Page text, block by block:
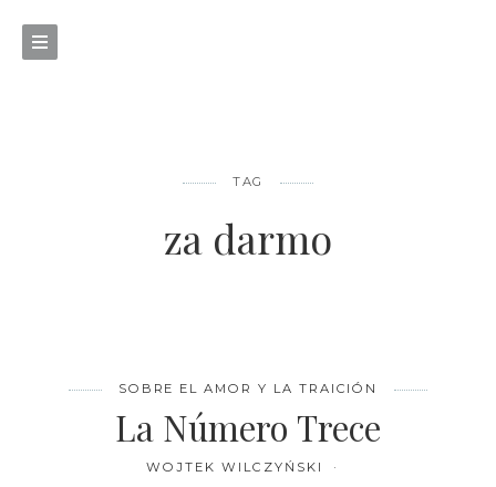
TAG
za darmo
SOBRE EL AMOR Y LA TRAICIÓN
La Número Trece
WOJTEK WILCZYŃSKI